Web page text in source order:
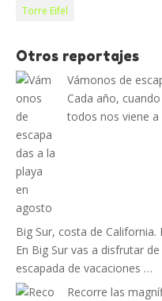
Torre Eifel
Otros reportajes
Vámonos de
Cada año,
todos nos viene
Big Sur, costa de California.
En Big Sur vas a disfrutar
escapada de vacaciones …
Recorre las